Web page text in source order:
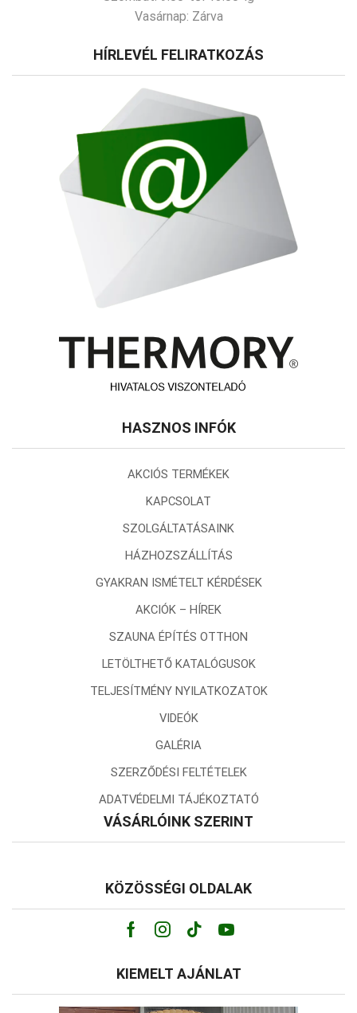
Vasárnap: Zárva
HÍRLEVÉL FELIRATKOZÁS
HASZNOS INFÓK
AKCIÓS TERMÉKEK
KAPCSOLAT
SZOLGÁLTATÁSAINK
HÁZHOZSZÁLLÍTÁS
GYAKRAN ISMÉTELT KÉRDÉSEK
AKCIÓK – HÍREK
SZAUNA ÉPÍTÉS OTTHON
LETÖLTHETŐ KATALÓGUSOK
TELJESÍTMÉNY NYILATKOZATOK
VIDEÓK
GALÉRIA
SZERZŐDÉSI FELTÉTELEK
ADATVÉDELMI TÁJÉKOZTATÓ
VÁSÁRLÓINK SZERINT
KÖZÖSSÉGI OLDALAK
Facebook
Instagram
Tik-
tok
Youtube
KIEMELT AJÁNLAT